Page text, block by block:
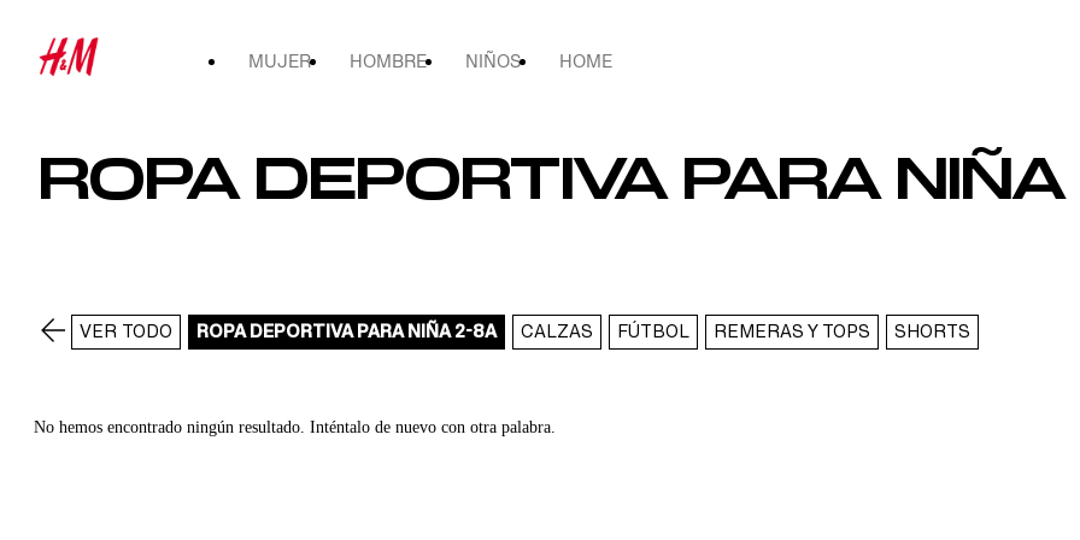
MUJER HOMBRE NIÑOS HOME
ROPA DEPORTIVA PARA
VER TODO ROPA DEPORTIVA PARA NIÑA 2-8A CALZAS FÚTBOL REMERAS Y TOPS SHORTS
No hemos encontrado ningún resultado. Inténtalo de nuevo con otra palabra.